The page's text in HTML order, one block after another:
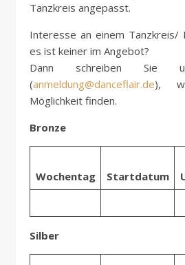
Tanzkreis angepasst.
Interesse an einem Tanzkreis/
es ist keiner im Angebot?
Dann schreiben Sie
(anmeldung@danceflair.de),
Möglichkeit finden.
Bronze
Wochentag Startdatum
Silber